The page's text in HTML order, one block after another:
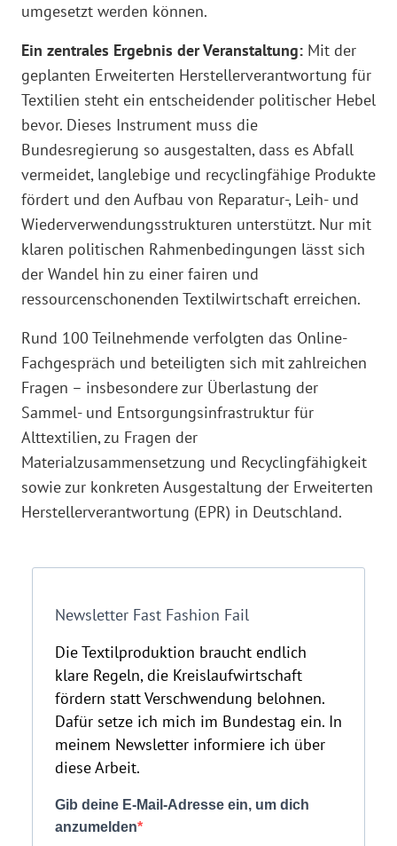
umgesetzt werden können.
Ein zentrales Ergebnis der Veranstaltung: Mit der
geplanten Erweiterten Herstellerverantwortung für
Textilien steht ein entscheidender politischer Hebel
bevor. Dieses Instrument muss die
Bundesregierung so ausgestalten, dass es Abfall
vermeidet, langlebige und recyclingfähige Produkte
fördert und den Aufbau von Reparatur-, Leih- und
Wiederverwendungsstrukturen unterstützt. Nur mit
klaren politischen Rahmenbedingungen lässt sich
der Wandel hin zu einer fairen und
ressourcenschonenden Textilwirtschaft erreichen.
Rund 100 Teilnehmende verfolgten das Online-
Fachgespräch und beteiligten sich mit zahlreichen
Fragen – insbesondere zur Überlastung der
Sammel- und Entsorgungsinfrastruktur für
Alttextilien, zu Fragen der
Materialzusammensetzung und Recyclingfähigkeit
sowie zur konkreten Ausgestaltung der Erweiterten
Herstellerverantwortung (EPR) in Deutschland.
Newsletter Fast Fashion Fail
Die Textilproduktion braucht endlich
klare Regeln, die Kreislaufwirtschaft
fördern statt Verschwendung belohnen.
Dafür setze ich mich im Bundestag ein. In
meinem Newsletter informiere ich über
diese Arbeit.
Gib deine E-Mail-Adresse ein, um dich
anzumelden